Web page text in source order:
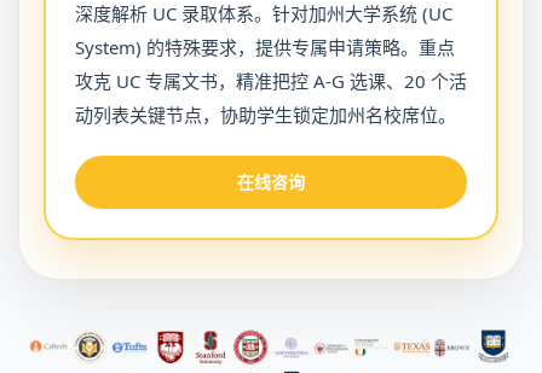
深度解析 UC 录取体系。针对加州大学系统 (UC
System) 的特殊要求，提供专属申请策略。重点
攻克 UC 专属文书，精准把控 A-G 选课、20 个活
动列表关键节点，协助学生锁定加州名校席位。
在线咨询